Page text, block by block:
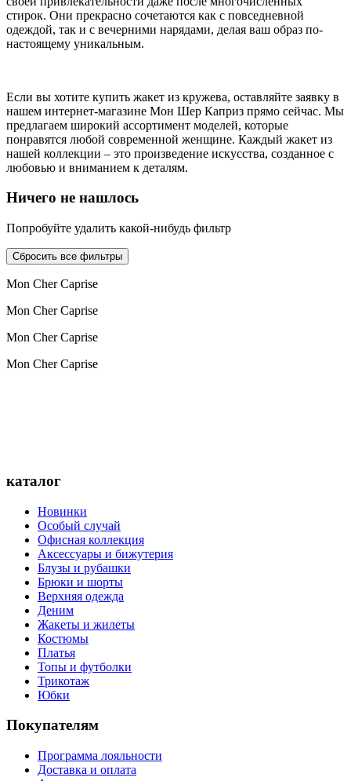
стирок. Они прекрасно сочетаются как с повседневной
одеждой, так и с вечерними нарядами, делая ваш образ по-
настоящему уникальным.
Если вы хотите купить жакет из кружева, оставляйте заявку в
нашем интернет-магазине Мон Шер Каприз прямо сейчас. Мы
предлагаем широкий ассортимент моделей, которые
понравятся любой современной женщине. Каждый жакет из
нашей коллекции – это произведение искусства, созданное с
любовью и вниманием к деталям.
Ничего не нашлось
Попробуйте удалить какой-нибудь фильтр
Сбросить все фильтры
Mon Cher Caprise
Mon Cher Caprise
Mon Cher Caprise
Mon Cher Caprise
каталог
Новинки
Особый случай
Офисная коллекция
Аксессуары и бижутерия
Блузы и рубашки
Брюки и шорты
Верхняя одежда
Деним
Жакеты и жилеты
Костюмы
Платья
Топы и футболки
Трикотаж
Юбки
Покупателям
Программа лояльности
Доставка и оплата